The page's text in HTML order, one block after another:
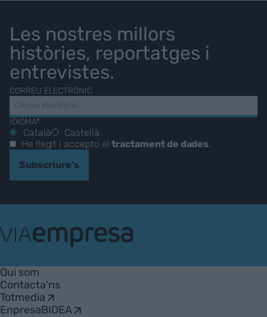
Les nostres millors
històries, reportatges i
entrevistes.
CORREU ELECTRÒNIC
IDIOMA*
Català
Castellà
He llegit i accepto eltractament de dades.
Subscriure's
Empresa
Qui som
Contacta'ns
Totmedia
EnpresaBIDEA